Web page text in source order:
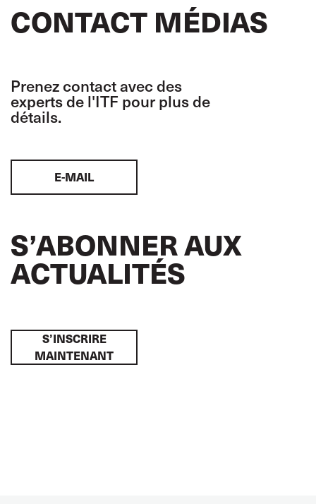
CONTACT MÉDIAS
Prenez contact avec des
experts de l'ITF pour plus de
détails.
E-MAIL
S’ABONNER AUX
ACTUALITÉS
S’INSCRIRE
MAINTENANT